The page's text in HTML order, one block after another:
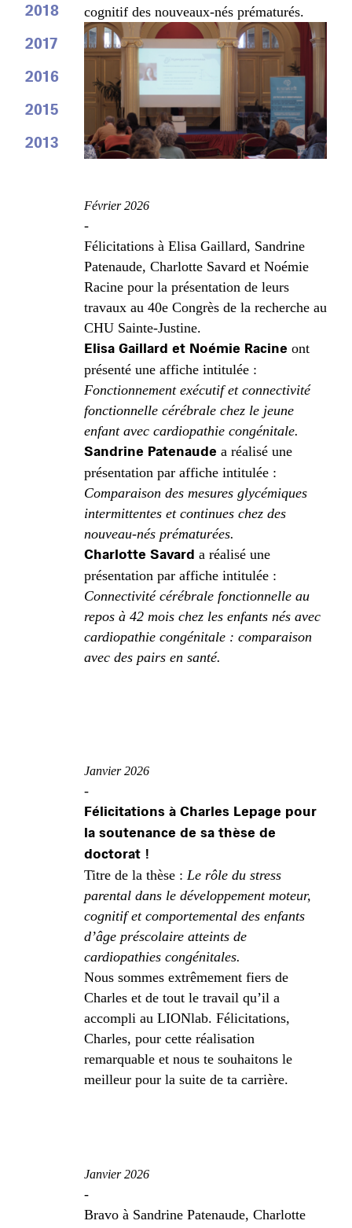
2018
2017
2016
2015
2013
cognitif des nouveaux-nés prématurés.
Février 2026
-
Félicitations à Elisa Gaillard, Sandrine
Patenaude, Charlotte Savard et Noémie
Racine pour la présentation de leurs
travaux au 40e Congrès de la recherche au
CHU Sainte-Justine.
Elisa Gaillard et Noémie Racine ont
présenté une affiche intitulée :
Fonctionnement exécutif et connectivité
fonctionnelle cérébrale chez le jeune
enfant avec cardiopathie congénitale.
Sandrine Patenaude a réalisé une
présentation par affiche intitulée :
Comparaison des mesures glycémiques
intermittentes et continues chez des
nouveau-nés prématurées.
Charlotte Savard a réalisé une
présentation par affiche intitulée :
Connectivité cérébrale fonctionnelle au
repos à 42 mois chez les enfants nés avec
cardiopathie congénitale : comparaison
avec des pairs en santé.
Janvier 2026
-
Félicitations à Charles Lepage pour
la soutenance de sa thèse de
doctorat !
Titre de la thèse : Le rôle du stress
parental dans le développement moteur,
cognitif et comportemental des enfants
d’âge préscolaire atteints de
cardiopathies congénitales.
Nous sommes extrêmement fiers de
Charles et de tout le travail qu’il a
accompli au LIONlab. Félicitations,
Charles, pour cette réalisation
remarquable et nous te souhaitons le
meilleur pour la suite de ta carrière.
Janvier 2026
-
Bravo à Sandrine Patenaude, Charlotte